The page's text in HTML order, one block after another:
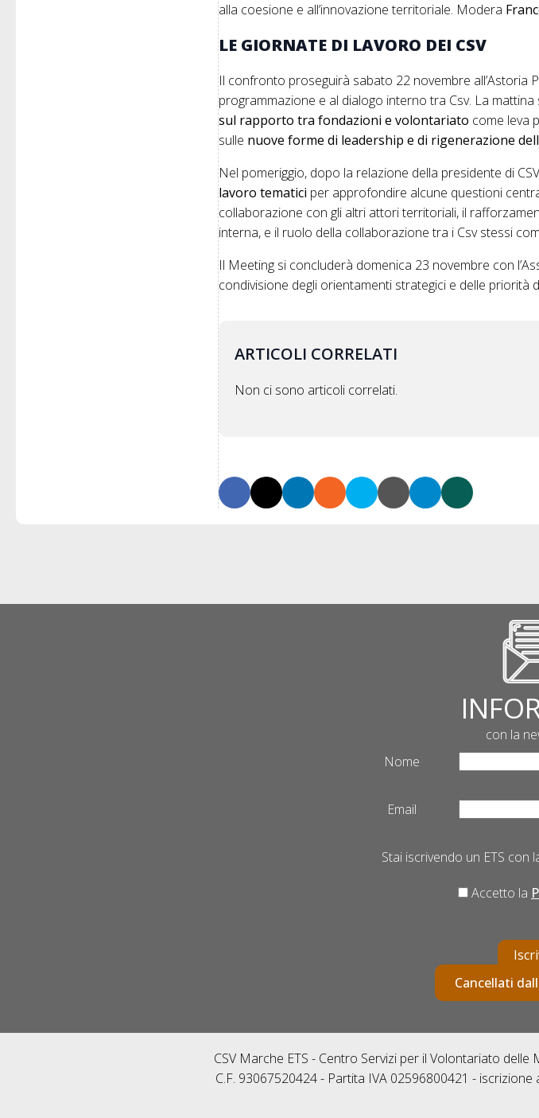
alla coesione e all’innovazione territoriale. Modera
LE GIORNATE DI LAVORO DEI CSV
Il confronto proseguirà sabato 22 novembre all’Astoria
programmazione e al dialogo interno tra Csv. La
sul rapporto tra fondazioni e volontariato come leva
sulle nuove forme di leadership e di rigenerazione
Nel pomeriggio, dopo la relazione della presidente di
lavoro tematici per approfondire alcune questioni
collaborazione con gli altri attori territoriali, il
interna, e il ruolo della collaborazione tra i Csv stessi
Il Meeting si concluderà domenica 23 novembre con
condivisione degli orientamenti strategici e delle priorità
ARTICOLI CORRELATI
Non ci sono articoli correlati.
con la
Nome
Email
Stai iscrivendo un ETS con
Accetto la
Cancellati
CSV Marche ETS - Centro Servizi per il Volontariato
C.F. 93067520424 - Partita IVA 02596800421 -